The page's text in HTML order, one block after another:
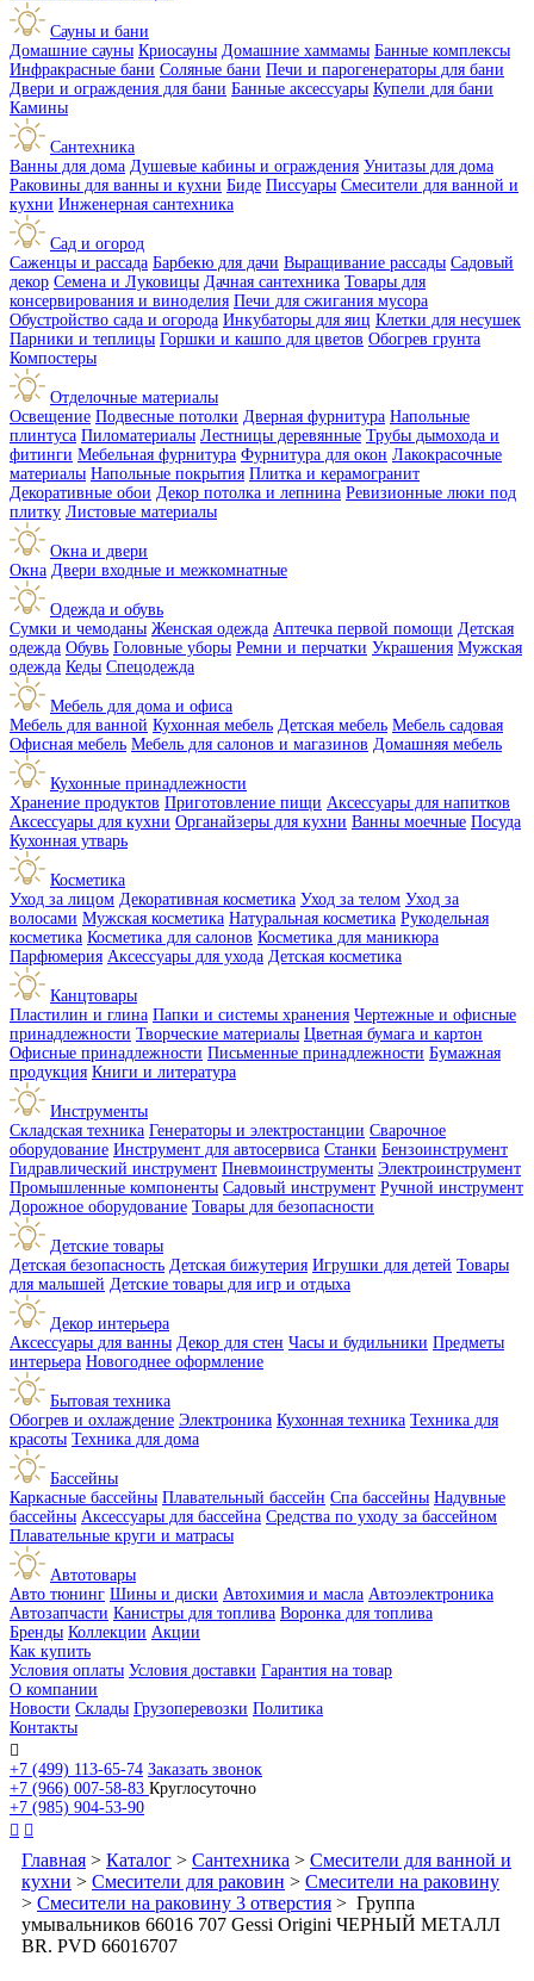
Сауны и бани
Домашние сауны Криосауны Домашние хаммамы Банные комплексы
Инфракрасные бани Соляные бани Печи и парогенераторы для бани
Двери и ограждения для бани Банные аксессуары Купели для бани
Камины
Сантехника
Ванны для дома Душевые кабины и ограждения Унитазы для дома
Раковины для ванны и кухни Биде Писсуары Смесители для ванной и
кухни Инженерная сантехника
Сад и огород
Саженцы и рассада Барбекю для дачи Выращивание рассады Садовый
декор Семена и Луковицы Дачная сантехника Товары для
консервирования и виноделия Печи для сжигания мусора
Обустройство сада и огорода Инкубаторы для яиц Клетки для несушек
Парники и теплицы Горшки и кашпо для цветов Обогрев грунта
Компостеры
Отделочные материалы
Освещение Подвесные потолки Дверная фурнитура Напольные
плинтуса Пиломатериалы Лестницы деревянные Трубы дымохода и
фитинги Мебельная фурнитура Фурнитура для окон Лакокрасочные
материалы Напольные покрытия Плитка и керамогранит
Декоративные обои Декор потолка и лепнина Ревизионные люки под
плитку Листовые материалы
Окна и двери
Окна Двери входные и межкомнатные
Одежда и обувь
Сумки и чемоданы Женская одежда Аптечка первой помощи Детская
одежда Обувь Головные уборы Ремни и перчатки Украшения Мужская
одежда Кеды Спецодежда
Мебель для дома и офиса
Мебель для ванной Кухонная мебель Детская мебель Мебель садовая
Офисная мебель Мебель для салонов и магазинов Домашняя мебель
Кухонные принадлежности
Хранение продуктов Приготовление пищи Аксессуары для напитков
Аксессуары для кухни Органайзеры для кухни Ванны моечные Посуда
Кухонная утварь
Косметика
Уход за лицом Декоративная косметика Уход за телом Уход за
волосами Мужская косметика Натуральная косметика Рукодельная
косметика Косметика для салонов Косметика для маникюра
Парфюмерия Аксессуары для ухода Детская косметика
Канцтовары
Пластилин и глина Папки и системы хранения Чертежные и офисные
принадлежности Творческие материалы Цветная бумага и картон
Офисные принадлежности Письменные принадлежности Бумажная
продукция Книги и литература
Инструменты
Складская техника Генераторы и электростанции Сварочное
оборудование Инструмент для автосервиса Станки Бензоинструмент
Гидравлический инструмент Пневмоинструменты Электроинструмент
Промышленные компоненты Садовый инструмент Ручной инструмент
Дорожное оборудование Товары для безопасности
Детские товары
Детская безопасность Детская бижутерия Игрушки для детей Товары
для малышей Детские товары для игр и отдыха
Декор интерьера
Аксессуары для ванны Декор для стен Часы и будильники Предметы
интерьера Новогоднее оформление
Бытовая техника
Обогрев и охлаждение Электроника Кухонная техника Техника для
красоты Техника для дома
Бассейны
Каркасные бассейны Плавательный бассейн Спа бассейны Надувные
бассейны Аксессуары для бассейна Средства по уходу за бассейном
Плавательные круги и матрасы
Автотовары
Авто тюнинг Шины и диски Автохимия и масла Автоэлектроника
Автозапчасти Канистры для топлива Воронка для топлива
Бренды Коллекции Акции
Как купить
Условия оплаты Условия доставки Гарантия на товар
О компании
Новости Склады Грузоперевозки Политика
Контакты

+7 (499) 113-65-74 Заказать звонок
+7 (966) 007-58-83 Круглосуточно
+7 (985) 904-53-90
 
Главная > Каталог > Сантехника > Смесители для ванной и
кухни > Смесители для раковин > Смесители на раковину
> Смесители на раковину 3 отверстия > Группа
умывальников 66016 707 Gessi Origini ЧЕРНЫЙ МЕТАЛЛ
BR. PVD 66016707